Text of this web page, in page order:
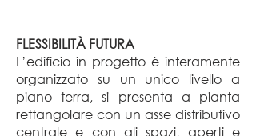
FLESSIBILITÀ FUTURA
L’edificio in progetto è interamente
organizzato su un unico livello a
piano terra, si presenta a pianta
rettangolare con un asse distributivo
centrale e con gli spazi, aperti e